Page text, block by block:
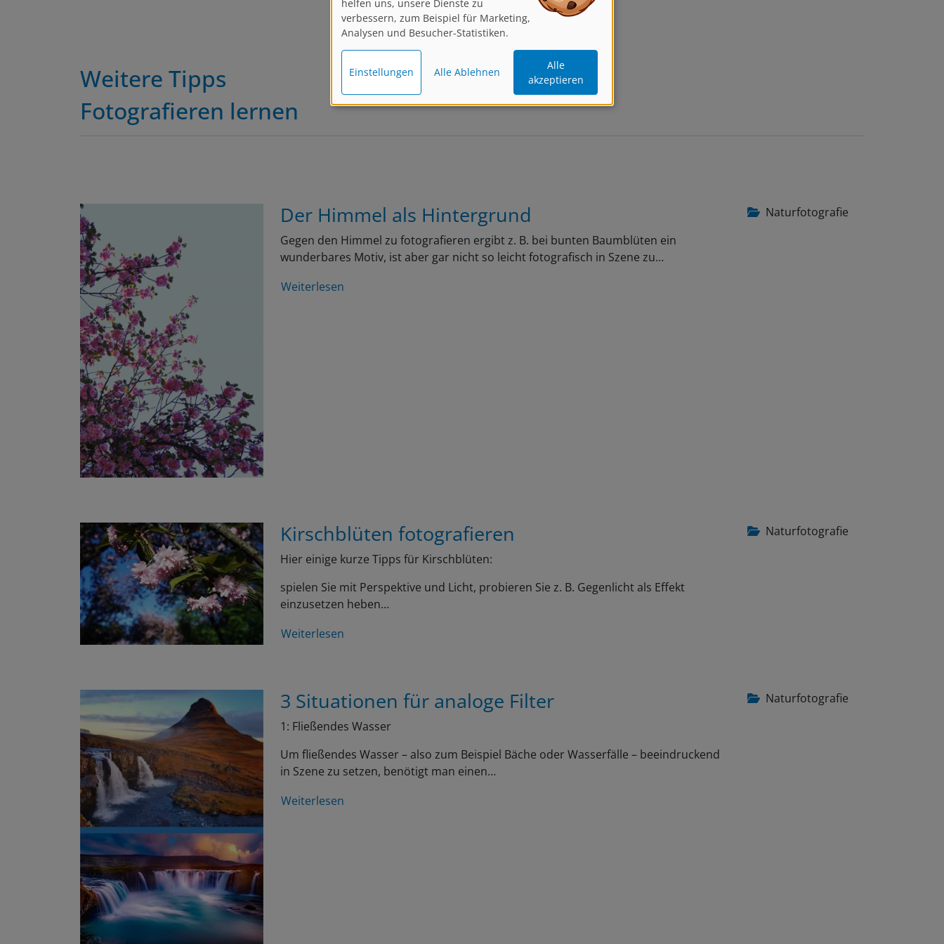
Weitere Tipps
Fotografieren lernen
Naturfotografie
Der Himmel als Hintergrund
Gegen den Himmel zu fotografieren ergibt z. B. bei bunten Baumblüten ein
wunderbares Motiv, ist aber gar nicht so leicht fotografisch in Szene zu…
Weiterlesen
Naturfotografie
Kirschblüten fotografieren
Hier einige kurze Tipps für Kirschblüten:
spielen Sie mit Perspektive und Licht, probieren Sie z. B. Gegenlicht als Effekt
einzusetzen heben…
Weiterlesen
Naturfotografie
3 Situationen für analoge Filter
1: Fließendes Wasser
Um fließendes Wasser – also zum Beispiel Bäche oder Wasserfälle – beeindruckend
in Szene zu setzen, benötigt man einen…
Weiterlesen
Analysen und Besucher-Statistiken.
Einstellungen
Alle
akzeptieren